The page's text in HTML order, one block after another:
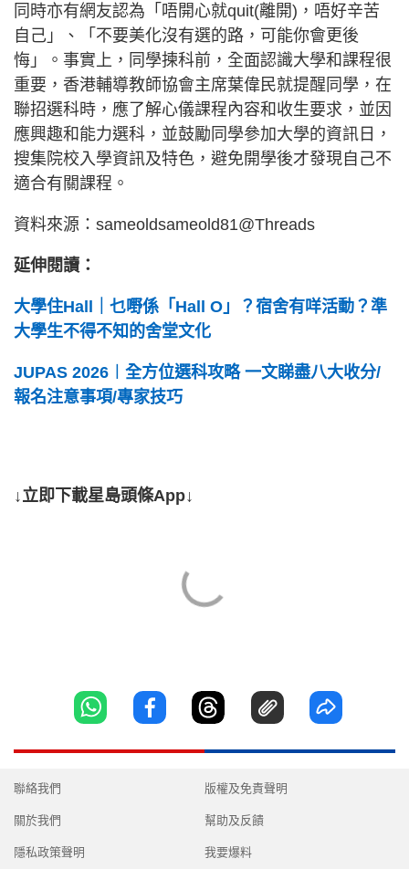
同時亦有網友認為「唔開心就quit(離開)，唔好辛苦
自己」、「不要美化沒有選的路，可能你會更後
悔」。事實上，同學揀科前，全面認識大學和課程很
重要，香港輔導教師協會主席葉偉民就提醒同學，在
聯招選科時，應了解心儀課程內容和收生要求，並因
應興趣和能力選科，並鼓勵同學參加大學的資訊日，
搜集院校入學資訊及特色，避免開學後才發現自己不
適合有關課程。
資料來源：sameoldsameold81@Threads
延伸閱讀：
大學住Hall｜乜嘢係「Hall O」？宿舍有咩活動？準
大學生不得不知的舍堂文化
JUPAS 2026︱全方位選科攻略 一文睇盡八大收分/
報名注意事項/專家技巧
↓立即下載星島頭條App↓
聯絡我們
關於我們
隱私政策聲明
版權及免責聲明
幫助及反饋
我要爆料